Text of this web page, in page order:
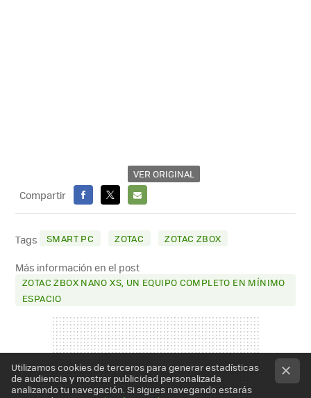
VER ORIGINAL
Compartir
FACEBOOK
X
E-
MAIL
Tags SMART PC ZOTAC ZOTAC ZBOX
Más información en el post
ZOTAC ZBOX NANO XS, UN EQUIPO COMPLETO EN MÍNIMO
ESPACIO
Utilizamos cookies de terceros para generar estadísticas
de audiencia y mostrar publicidad personalizada
analizando tu navegación. Si sigues navegando estarás